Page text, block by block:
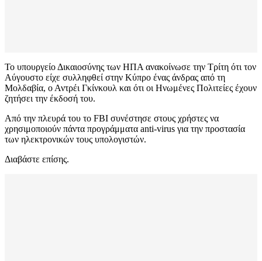
Το υπουργείο Δικαιοσύνης των ΗΠΑ ανακοίνωσε την Τρίτη ότι τον
Αύγουστο είχε συλληφθεί στην Κύπρο ένας άνδρας από τη
Μολδαβία, ο Αντρέι Γκίνκουλ και ότι οι Ηνωμένες Πολιτείες έχουν
ζητήσει την έκδοσή του.
Από την πλευρά του το FBI συνέστησε στους χρήστες να
χρησιμοποιούν πάντα προγράμματα anti-virus για την προστασία
των ηλεκτρονικών τους υπολογιστών.
Διαβάστε επίσης.